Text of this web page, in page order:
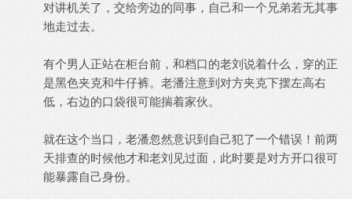
对讲机关了，交给旁边的同事，自己和一个兄弟若无其事
地走过去。
有个男人正站在柜台前，和档口的老刘说着什么，穿的正
是黑色夹克和牛仔裤。老潘注意到对方夹克下摆左高右
低，右边的口袋很可能揣着家伙。
就在这个当口，老潘忽然意识到自己犯了一个错误！前两
天排查的时候他才和老刘见过面，此时要是对方开口很可
能暴露自己身份。